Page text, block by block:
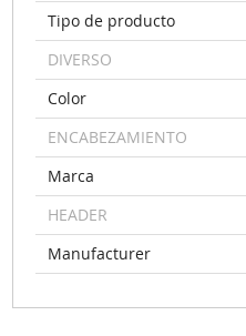
Tipo de producto
DIVERSO
Color
ENCABEZAMIENTO
Marca
HEADER
Manufacturer